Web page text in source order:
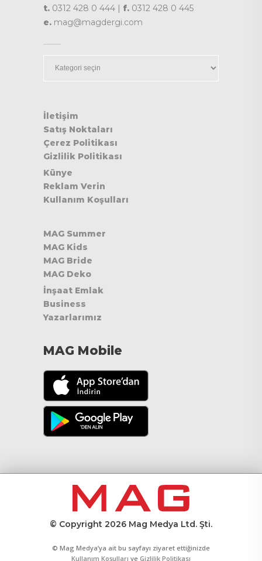
t. 0312 428 0 444 | f. 0312 428 0 445
e. mag@magdergi.com
İletişim
Satış Noktaları
Çerez Politikası
Gizlilik Politikası
Künye
Reklam Verin
Kullanım Koşulları
MAG Summer
MAG Kids
MAG Bride
MAG Deko
İnşaat Emlak
Business
Yazarlarımız
MAG Mobile
© Copyright 2026 Mag Medya Ltd. Şti.
© Mag Medya’ya ait bu sayfayı ziyaret ettiğinizde
Kullanım Koşulları ve Gizlilik Politikası